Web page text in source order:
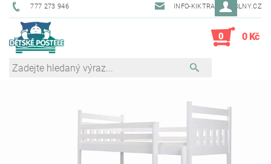
777 273 946 INFO-KIKTRADE@VOLNY.CZ
0 0 Kč